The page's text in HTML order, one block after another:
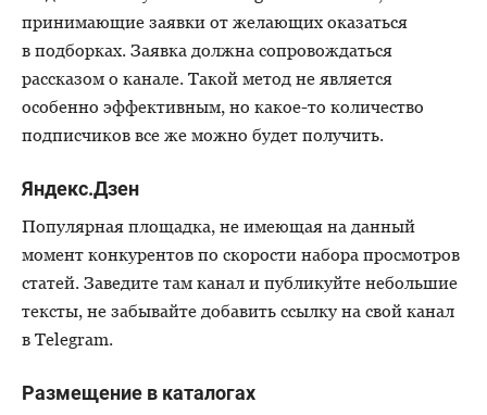
принимающие заявки от желающих оказаться
в подборках. Заявка должна сопровождаться
рассказом о канале. Такой метод не является
особенно эффективным, но какое-то количество
подписчиков все же можно будет получить.
Яндекс.Дзен
Популярная площадка, не имеющая на данный
момент конкурентов по скорости набора просмотров
статей. Заведите там канал и публикуйте небольшие
тексты, не забывайте добавить ссылку на свой канал
в Telegram.
Размещение в каталогах